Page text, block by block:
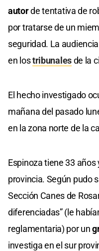
autorde tentativa de
por tratarse de un
seguridad. La
en lostribunalesde la
El hecho investigado
mañana del pasado
en la zona norte de la
Espinoza tiene 33 años
provincia. Según pudo
Sección Canes de
diferenciadas” (le
reglamentaria) por un
investiga en el sur